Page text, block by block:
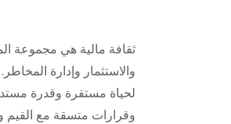
ثقافة مالية هي مجموعة
والاستثمار وإدارة
لحياة مستقرة وقدرة
وقرارات متسقة مع القيم